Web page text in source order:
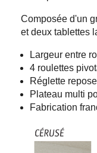
Composée d'un
et deux tablettes
Largeur entre
4 roulettes
Réglette
Plateau multi
Fabrication